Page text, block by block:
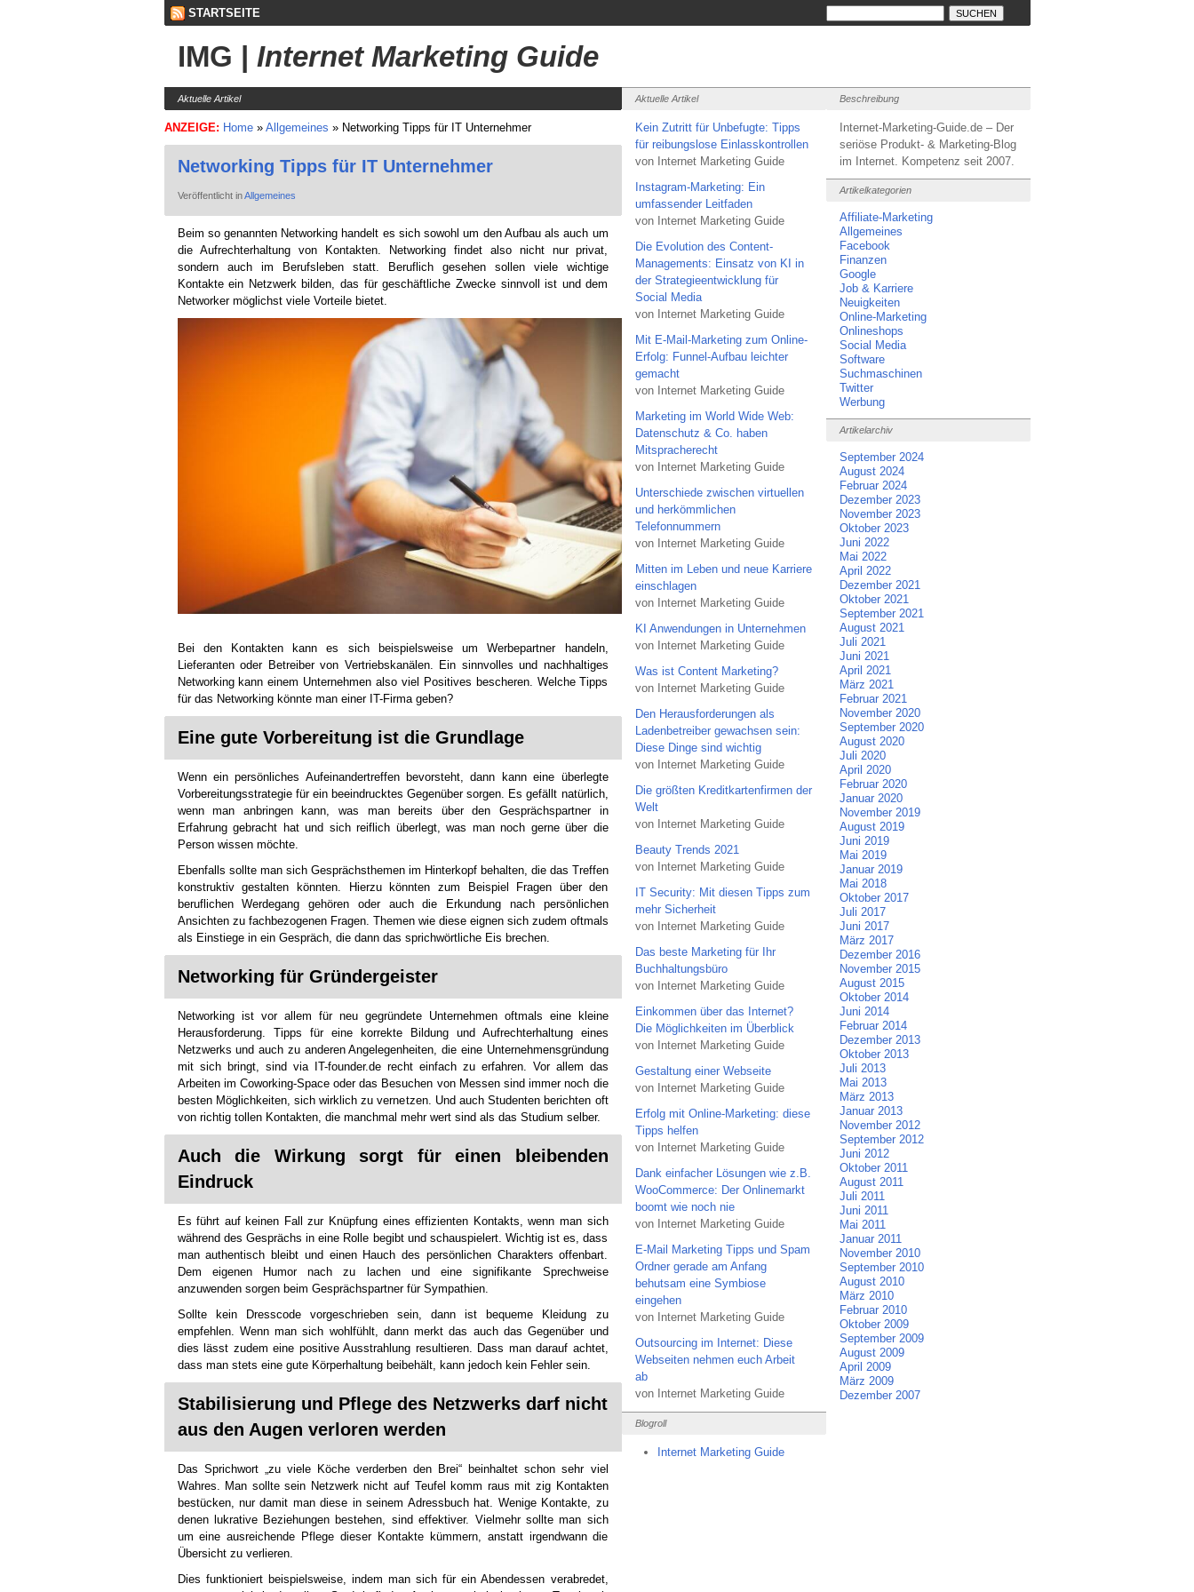
STARTSEITE
IMG | Internet Marketing Guide
Aktuelle Artikel
ANZEIGE: Home» Allgemeines » Networking Tipps für IT Unternehmer
Networking Tipps für IT Unternehmer
Veröffentlicht inAllgemeines
Beim so genannten Networking handelt es sich sowohl um den Aufbau als auch um
die Aufrechterhaltung von Kontakten. Networking findet also nicht nur privat,
sondern auch im Berufsleben statt. Beruflich gesehen sollen viele wichtige
Kontakte ein Netzwerk bilden, das für geschäftliche Zwecke sinnvoll ist und dem
Networker möglichst viele Vorteile bietet.
Bei den Kontakten kann es sich beispielsweise um Werbepartner handeln,
Lieferanten oder Betreiber von Vertriebskanälen. Ein sinnvolles und nachhaltiges
Networking kann einem Unternehmen also viel Positives bescheren. Welche Tipps
für das Networking könnte man einer IT-Firma geben?
Eine gute Vorbereitung ist die Grundlage
Wenn ein persönliches Aufeinandertreffen bevorsteht, dann kann eine überlegte
Vorbereitungsstrategie für ein beeindrucktes Gegenüber sorgen. Es gefällt natürlich,
wenn man anbringen kann, was man bereits über den Gesprächspartner in
Erfahrung gebracht hat und sich reiflich überlegt, was man noch gerne über die
Person wissen möchte.
Ebenfalls sollte man sich Gesprächsthemen im Hinterkopf behalten, die das Treffen
konstruktiv gestalten könnten. Hierzu könnten zum Beispiel Fragen über den
beruflichen Werdegang gehören oder auch die Erkundung nach persönlichen
Ansichten zu fachbezogenen Fragen. Themen wie diese eignen sich zudem oftmals
als Einstiege in ein Gespräch, die dann das sprichwörtliche Eis brechen.
Networking für Gründergeister
Networking ist vor allem für neu gegründete Unternehmen oftmals eine kleine
Herausforderung. Tipps für eine korrekte Bildung und Aufrechterhaltung eines
Netzwerks und auch zu anderen Angelegenheiten, die eine Unternehmensgründung
mit sich bringt, sind via IT-founder.de recht einfach zu erfahren. Vor allem das
Arbeiten im Coworking-Space oder das Besuchen von Messen sind immer noch die
besten Möglichkeiten, sich wirklich zu vernetzen. Und auch Studenten berichten oft
von richtig tollen Kontakten, die manchmal mehr wert sind als das Studium selber.
Auch die Wirkung sorgt für einen bleibenden
Eindruck
Es führt auf keinen Fall zur Knüpfung eines effizienten Kontakts, wenn man sich
während des Gesprächs in eine Rolle begibt und schauspielert. Wichtig ist es, dass
man authentisch bleibt und einen Hauch des persönlichen Charakters offenbart.
Dem eigenen Humor nach zu lachen und eine signifikante Sprechweise
anzuwenden sorgen beim Gesprächspartner für Sympathien.
Sollte kein Dresscode vorgeschrieben sein, dann ist bequeme Kleidung zu
empfehlen. Wenn man sich wohlfühlt, dann merkt das auch das Gegenüber und
dies lässt zudem eine positive Ausstrahlung resultieren. Dass man darauf achtet,
dass man stets eine gute Körperhaltung beibehält, kann jedoch kein Fehler sein.
Stabilisierung und Pflege des Netzwerks darf nicht
aus den Augen verloren werden
Das Sprichwort „zu viele Köche verderben den Brei“ beinhaltet schon sehr viel
Wahres. Man sollte sein Netzwerk nicht auf Teufel komm raus mit zig Kontakten
bestücken, nur damit man diese in seinem Adressbuch hat. Wenige Kontakte, zu
denen lukrative Beziehungen bestehen, sind effektiver. Vielmehr sollte man sich
um eine ausreichende Pflege dieser Kontakte kümmern, anstatt irgendwann die
Übersicht zu verlieren.
Dies funktioniert beispielsweise, indem man sich für ein Abendessen verabredet,
Aktuelle Artikel
Kein Zutritt für Unbefugte: Tipps
für reibungslose Einlasskontrollen
von Internet Marketing Guide
Instagram-Marketing: Ein
umfassender Leitfaden
von Internet Marketing Guide
Die Evolution des Content-
Managements: Einsatz von KI in
der Strategieentwicklung für
Social Media
von Internet Marketing Guide
Mit E-Mail-Marketing zum Online-
Erfolg: Funnel-Aufbau leichter
gemacht
von Internet Marketing Guide
Marketing im World Wide Web:
Datenschutz & Co. haben
Mitspracherecht
von Internet Marketing Guide
Unterschiede zwischen virtuellen
und herkömmlichen
Telefonnummern
von Internet Marketing Guide
Mitten im Leben und neue Karriere
einschlagen
von Internet Marketing Guide
KI Anwendungen in Unternehmen
von Internet Marketing Guide
Was ist Content Marketing?
von Internet Marketing Guide
Den Herausforderungen als
Ladenbetreiber gewachsen sein:
Diese Dinge sind wichtig
von Internet Marketing Guide
Die größten Kreditkartenfirmen der
Welt
von Internet Marketing Guide
Beauty Trends 2021
von Internet Marketing Guide
IT Security: Mit diesen Tipps zum
mehr Sicherheit
von Internet Marketing Guide
Das beste Marketing für Ihr
Buchhaltungsbüro
von Internet Marketing Guide
Einkommen über das Internet?
Die Möglichkeiten im Überblick
von Internet Marketing Guide
Gestaltung einer Webseite
von Internet Marketing Guide
Erfolg mit Online-Marketing: diese
Tipps helfen
von Internet Marketing Guide
Dank einfacher Lösungen wie z.B.
WooCommerce: Der Onlinemarkt
boomt wie noch nie
von Internet Marketing Guide
E-Mail Marketing Tipps und Spam
Ordner gerade am Anfang
behutsam eine Symbiose
eingehen
von Internet Marketing Guide
Outsourcing im Internet: Diese
Webseiten nehmen euch Arbeit
ab
von Internet Marketing Guide
Beschreibung
Internet-Marketing-Guide.de – Der
seriöse Produkt- & Marketing-Blog
im Internet. Kompetenz seit 2007.
Artikelkategorien
Affiliate-Marketing
Allgemeines
Facebook
Finanzen
Google
Job & Karriere
Neuigkeiten
Online-Marketing
Onlineshops
Social Media
Software
Suchmaschinen
Twitter
Werbung
Artikelarchiv
September 2024
August 2024
Februar 2024
Dezember 2023
November 2023
Oktober 2023
Juni 2022
Mai 2022
April 2022
Dezember 2021
Oktober 2021
September 2021
August 2021
Juli 2021
Juni 2021
April 2021
März 2021
Februar 2021
November 2020
September 2020
August 2020
Juli 2020
April 2020
Februar 2020
Januar 2020
November 2019
August 2019
Juni 2019
Mai 2019
Januar 2019
Mai 2018
Oktober 2017
Juli 2017
Juni 2017
März 2017
Dezember 2016
November 2015
August 2015
Oktober 2014
Juni 2014
Februar 2014
Dezember 2013
Oktober 2013
Juli 2013
Mai 2013
März 2013
Januar 2013
November 2012
September 2012
Juni 2012
Oktober 2011
August 2011
Juli 2011
Juni 2011
Mai 2011
Januar 2011
November 2010
September 2010
August 2010
März 2010
Februar 2010
Oktober 2009
September 2009
August 2009
April 2009
März 2009
Dezember 2007
Blogroll
Internet Marketing Guide